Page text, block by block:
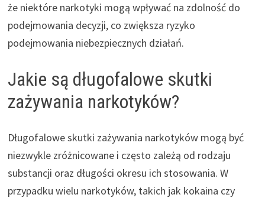
że niektóre narkotyki mogą wpływać na zdolność do
podejmowania decyzji, co zwiększa ryzyko
podejmowania niebezpiecznych działań.
Jakie są długofalowe skutki
zażywania narkotyków?
Długofalowe skutki zażywania narkotyków mogą być
niezwykle zróżnicowane i często zależą od rodzaju
substancji oraz długości okresu ich stosowania. W
przypadku wielu narkotyków, takich jak kokaina czy